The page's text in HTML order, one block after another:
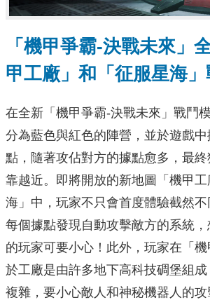
「機甲爭霸-決戰未來」
甲工廠」和「征服星海」
在全新「機甲爭霸-決戰未來」戰鬥
分為藍色與紅色的陣營，並於遊戲
點，隨著攻佔對方的據點愈多，最
靠越近。即將開放的新地圖「機甲
海」中，玩家不只會首度體驗截然
每個據點發現自動攻擊敵方的系統
的玩家可要小心！此外，玩家在「
於工廠是由許多地下高科技碉堡組
複雜，要小心敵人和神秘機器人的